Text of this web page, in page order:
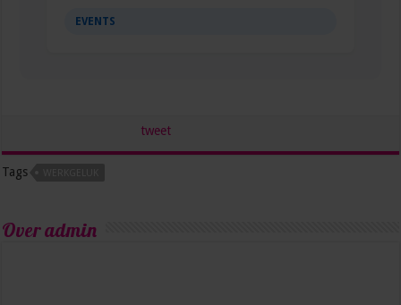
EVENTS
tweet
Tags
Over admin